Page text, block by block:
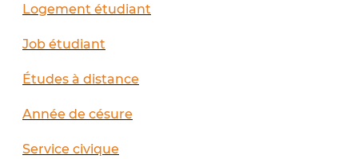
Logement étudiant
Job étudiant
Études à distance
Année de césure
Service civique